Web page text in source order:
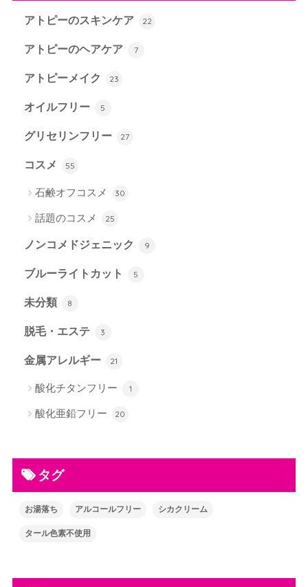
アトピーのスキンケア 22
アトピーのヘアケア 7
アトピーメイク 23
オイルフリー 5
グリセリンフリー 27
コスメ 55
石鹸オフコスメ 30
話題のコスメ 25
ノンコメドジェニック 9
ブルーライトカット 5
未分類 8
脱毛・エステ 3
金属アレルギー 21
酸化チタンフリー 1
酸化亜鉛フリー 20
タグ
お湯落ち アルコールフリー シカクリーム
タール色素不使用